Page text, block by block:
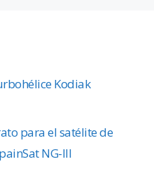
Kodiak
para el satélite de
NG-III